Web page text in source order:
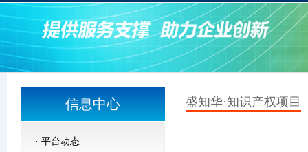
信息中心
· 平台动态
盛知华·知识产权项目